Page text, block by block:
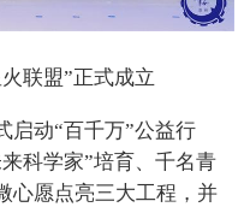
联盟”正式成立
启动“百千万”公益行
科学家”培育、千名青
心愿点亮三大工程，并